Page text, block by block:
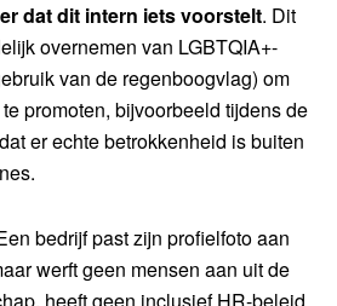
dat dit intern iets voorstelt. Dit
overnemen van LGBTQIA+-
van de regenboogvlag) om
promoten, bijvoorbeeld tijdens de
er echte betrokkenheid is buiten
bedrijf past zijn profielfoto aan
werft geen mensen aan uit de